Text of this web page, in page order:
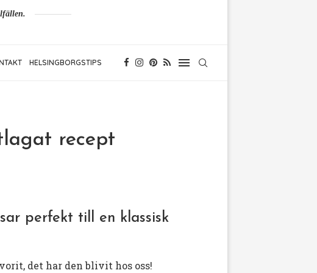
HELSINGBORGSTIPS
recept
perfekt till en klassisk
det har den blivit hos oss!